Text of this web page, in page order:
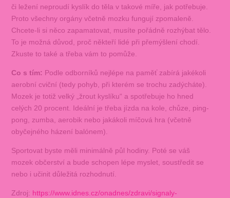
či ležení neproudí kyslík do těla v takové míře, jak potřebuje.
Proto všechny orgány včetně mozku fungují zpomaleně.
Chcete-li si něco zapamatovat, musíte pořádně rozhýbat tělo.
To je možná důvod, proč někteří lidé při přemýšlení chodí.
Zkuste to také a třeba vám to pomůže.
Co s tím: Podle odborníků nejlépe na paměť zabírá jakékoli
aerobní cviční (tedy pohyb, při kterém se trochu zadýcháte).
Mozek je totiž velký „žrout kyslíku“ a spotřebuje ho hned
celých 20 procent. Ideální je třeba jízda na kole, chůze, ping-
pong, zumba, aerobik nebo jakákoli míčová hra (včetně
obyčejného házení balónem).
Sportovat byste měli minimálně půl hodiny. Poté se váš
mozek občerství a bude schopen lépe myslet, soustředit se
nebo i učinit důležitá rozhodnutí.
Zdroj: https://www.idnes.cz/onadnes/zdravi/signaly-